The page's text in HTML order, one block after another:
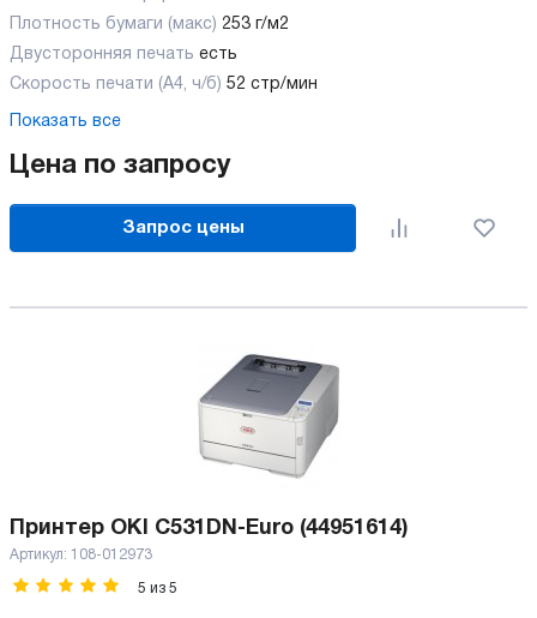
Плотность бумаги (макс) 253 г/м2
Двусторонняя печать есть
Скорость печати (А4, ч/б) 52 стр/мин
Показать все
Цена по запросу
Запрос цены
Принтер OKI C531DN-Euro (44951614)
Артикул: 108-012973
5 из 5